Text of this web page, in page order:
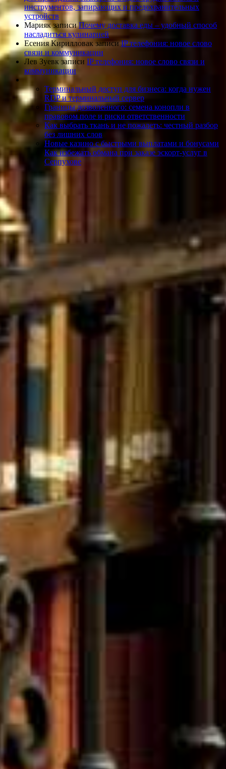
инструментов, запирающих и предохранительных
устройств
Марияк записиПочему доставка еды – удобный способ
насладиться кулинарией
Есения Кирилловак записиIP телефония: новое слово
связи и коммуникации
Лев Зуевк записи IP телефония: новое слово связи и
коммуникации
Терминальный доступ для бизнеса: когда нужен
RDP и терминальный сервер
Границы дозволенного: семена конопли в
правовом поле и риски ответственности
Как выбрать ткань и не пожалеть: честный разбор
без лишних слов
Новые казино с быстрыми выплатами и бонусами
Как избежать обмана при заказе эскорт-услуг в
Серпухове